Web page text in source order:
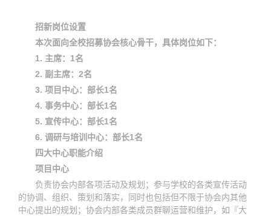
招新岗位设置
本次面向全校招募协会核心骨干，具体岗位如下：
1. 主席：1名
2. 副主席：2名
3. 项目中心：部长1名
4. 事务中心：部长1名
5. 宣传中心：部长1名
6. 调研与培训中心：部长1名
四大中心职能介绍
项目中心
负责协会内部各项活动及规划；参与学校的各类宣传活动
的协调、组织、策划和落实，同时也包括但不限于协会内其他
中心提出的规划；协会内部各类成员群聊运营和维护，如『大